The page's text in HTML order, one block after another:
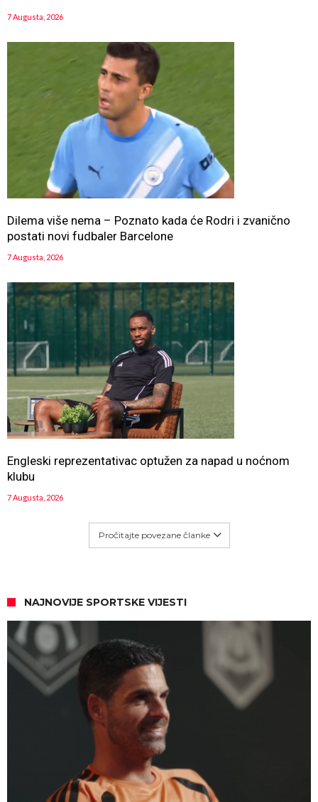
7 Augusta, 2026
Dilema više nema – Poznato kada će Rodri i zvanično
postati novi fudbaler Barcelone
7 Augusta, 2026
Engleski reprezentativac optužen za napad u noćnom
klubu
7 Augusta, 2026
Pročitajte povezane članke
NAJNOVIJE SPORTSKE VIJESTI